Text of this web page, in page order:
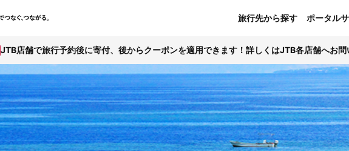
旅行先から探す ポータル
JTB店舗で旅行予約後に寄付、後からクーポンを適用できます！詳しくはJTB各店舗へお問